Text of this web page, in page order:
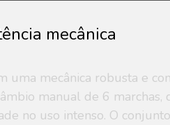
mecânica
uma mecânica robusta e
manual de 6 marchas,
no uso intenso. O